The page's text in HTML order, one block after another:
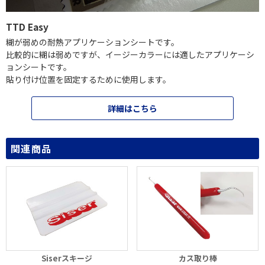
TTD Easy
糊が弱めの耐熱アプリケーションシートです。
比較的に糊は弱めですが、イージーカラーには適したアプリケーシ
ョンシートです。
貼り付け位置を固定するために使用します。
詳細はこちら
関連商品
Siserスキージ カス取り棒